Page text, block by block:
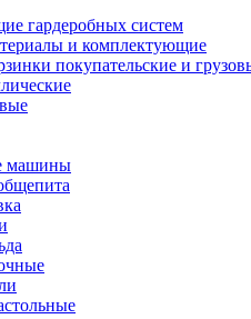
гардеробных систем
и комплектующие
покупательские и
машины